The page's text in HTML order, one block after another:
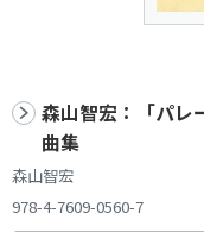
森山智宏：「パレ
曲集
森山智宏
978-4-7609-0560-7